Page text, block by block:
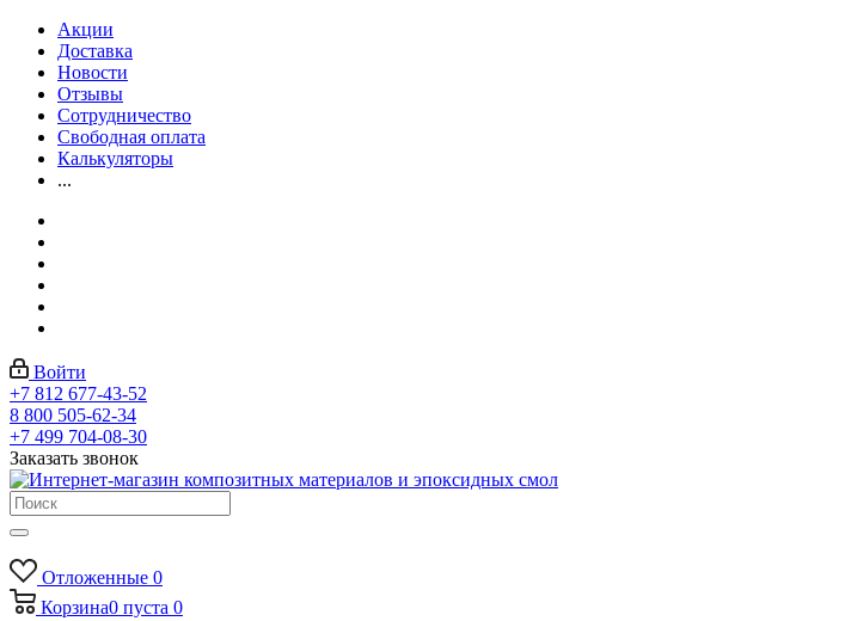
Акции
Доставка
Новости
Отзывы
Сотрудничество
Свободная оплата
Калькуляторы
...
Войти
+7 812 677-43-52
8 800 505-62-34
+7 499 704-08-30
Заказать звонок
Отложенные 0
Корзина0 пуста 0